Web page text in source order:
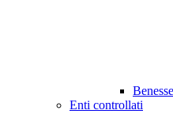
Enti controllati